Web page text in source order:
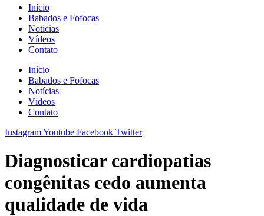
Início
Babados e Fofocas
Notícias
Vídeos
Contato
Início
Babados e Fofocas
Notícias
Vídeos
Contato
InstagramYoutube Facebook Twitter
Diagnosticar cardiopatias
congênitas cedo aumenta
qualidade de vida